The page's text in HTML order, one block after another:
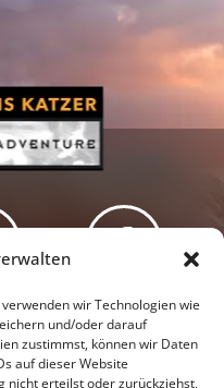
wir Technologien wie
und/oder darauf
zustimmst, können wir Daten
auf dieser Website
nicht erteilst oder zurückziehst,
Facebook